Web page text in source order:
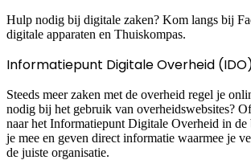
Hulp nodig bij digitale zaken? Kom langs bij
digitale apparaten en Thuiskompas.
Informatiepunt Digitale Overheid
Steeds meer zaken met de overheid regel je
nodig bij het gebruik van overheidswebsites?
naar het Informatiepunt Digitale Overheid in
je mee en geven direct informatie waarmee je
de juiste organisatie.